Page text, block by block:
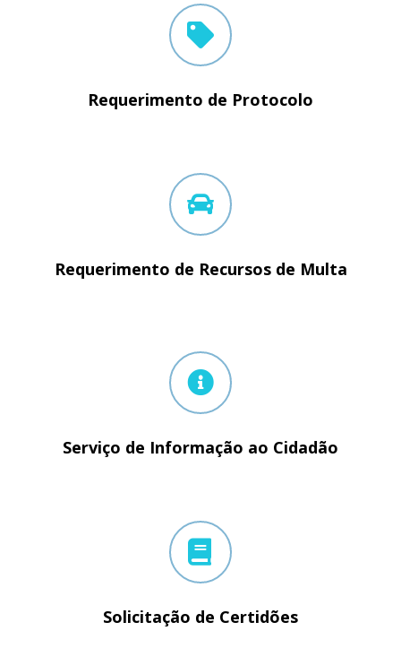
Requerimento de Protocolo
Requerimento de Recursos de Multa
Serviço de Informação ao Cidadão
Solicitação de Certidões